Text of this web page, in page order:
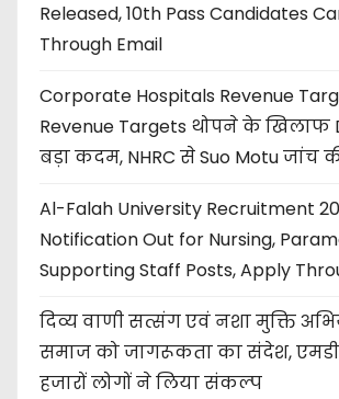
Released, 10th Pass Candidates
Through Email
Corporate Hospitals Revenue
Revenue Targets थोपने के खिलाफ
बड़ा कदम, NHRC से Suo Motu जांच
Al-Falah University Recruitment
Notification Out for Nursing,
Supporting Staff Posts, Apply
दिव्य वाणी सत्संग एवं नशा मुक्ति
समाज को जागरूकता का संदेश,
हजारों लोगों ने लिया संकल्प